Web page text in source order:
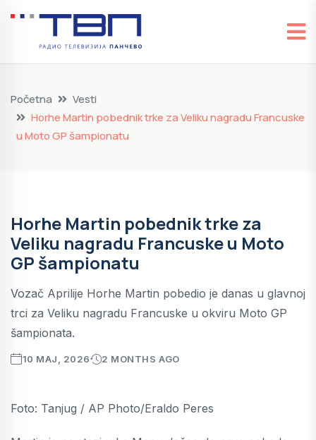
Početna
Vesti
Horhe Martin pobednik trke za Veliku nagradu Francuske
u Moto GP šampionatu
Horhe Martin pobednik trke za
Veliku nagradu Francuske u Moto
GP šampionatu
Vozač Aprilije Horhe Martin pobedio je danas u glavnoj
trci za Veliku nagradu Francuske u okviru Moto GP
šampionata.
10 MAJ, 2026 2 MONTHS AGO
Foto: Tanjug / AP Photo/Eraldo Peres